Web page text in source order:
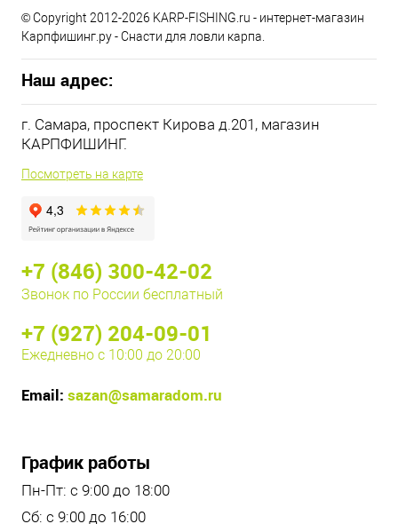
© Copyright 2012-2026 KARP-FISHING.ru - интернет-магазин
Карпфишинг.ру - Снасти для ловли карпа.
Наш адрес:
г. Самара, проспект Кирова д.201, магазин
КАРПФИШИНГ.
Посмотреть на карте
+7 (846) 300-42-02
Звонок по России бесплатный
+7 (927) 204-09-01
Ежедневно с 10:00 до 20:00
Email: sazan@samaradom.ru
График работы
Пн-Пт: с 9:00 до 18:00
Сб: с 9:00 до 16:00